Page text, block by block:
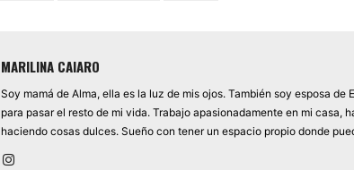
MARILINA CAIARO
Soy mamá de Alma, ella es la luz de mis ojos. También soy esposa
para pasar el resto de mi vida. Trabajo apasionadamente en mi casa,
haciendo cosas dulces. Sueño con tener un espacio propio donde